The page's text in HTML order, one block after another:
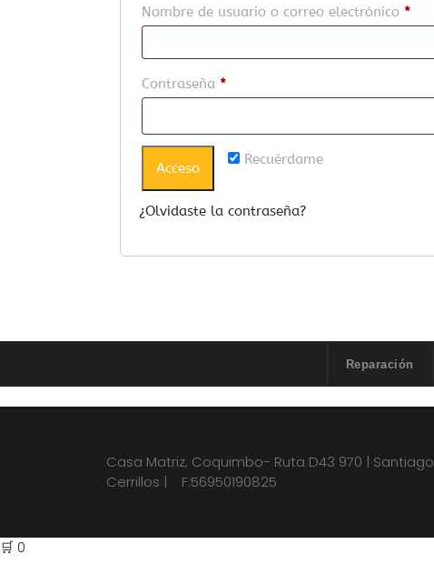
Nombre de usuario o correo electrónico *
Contraseña *
Recuérdame
Acceso
¿Olvidaste la contraseña?
Reparación
Casa Matriz, Coquimbo- Ruta D43 970 |
Cerrillos | F:56950190825
🛒 0